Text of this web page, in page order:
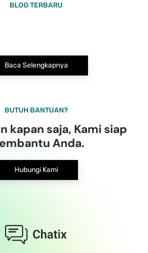
BLOG TERBARU
Baca Selengkapnya
BUTUH BANTUAN?
kapan saja, Kami siap
Anda.
Hubungi Kami